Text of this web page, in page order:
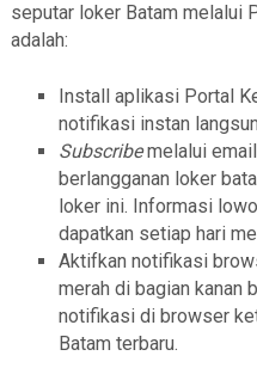
seputar loker Batam melalui
adalah:
Install aplikasi Portal
notifikasi instan
Subscribemelalui
berlangganan loker
loker ini. Informasi
dapatkan setiap hari
Aktifkan notifikasi
merah di bagian kanan
notifikasi di browser
Batam terbaru.